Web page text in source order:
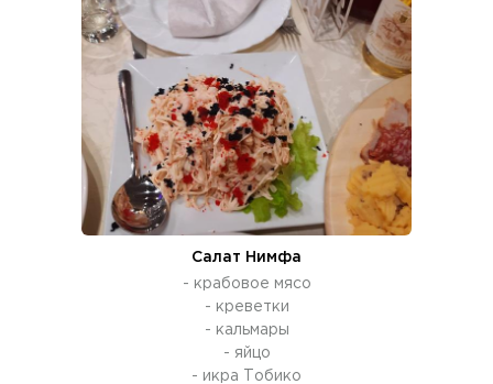
Салат Нимфа
- крабовое мясо
- креветки
- кальмары
- яйцо
- икра Тобико